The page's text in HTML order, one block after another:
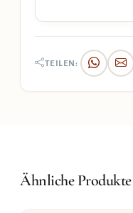
TEILEN:
Ähnliche Produkte